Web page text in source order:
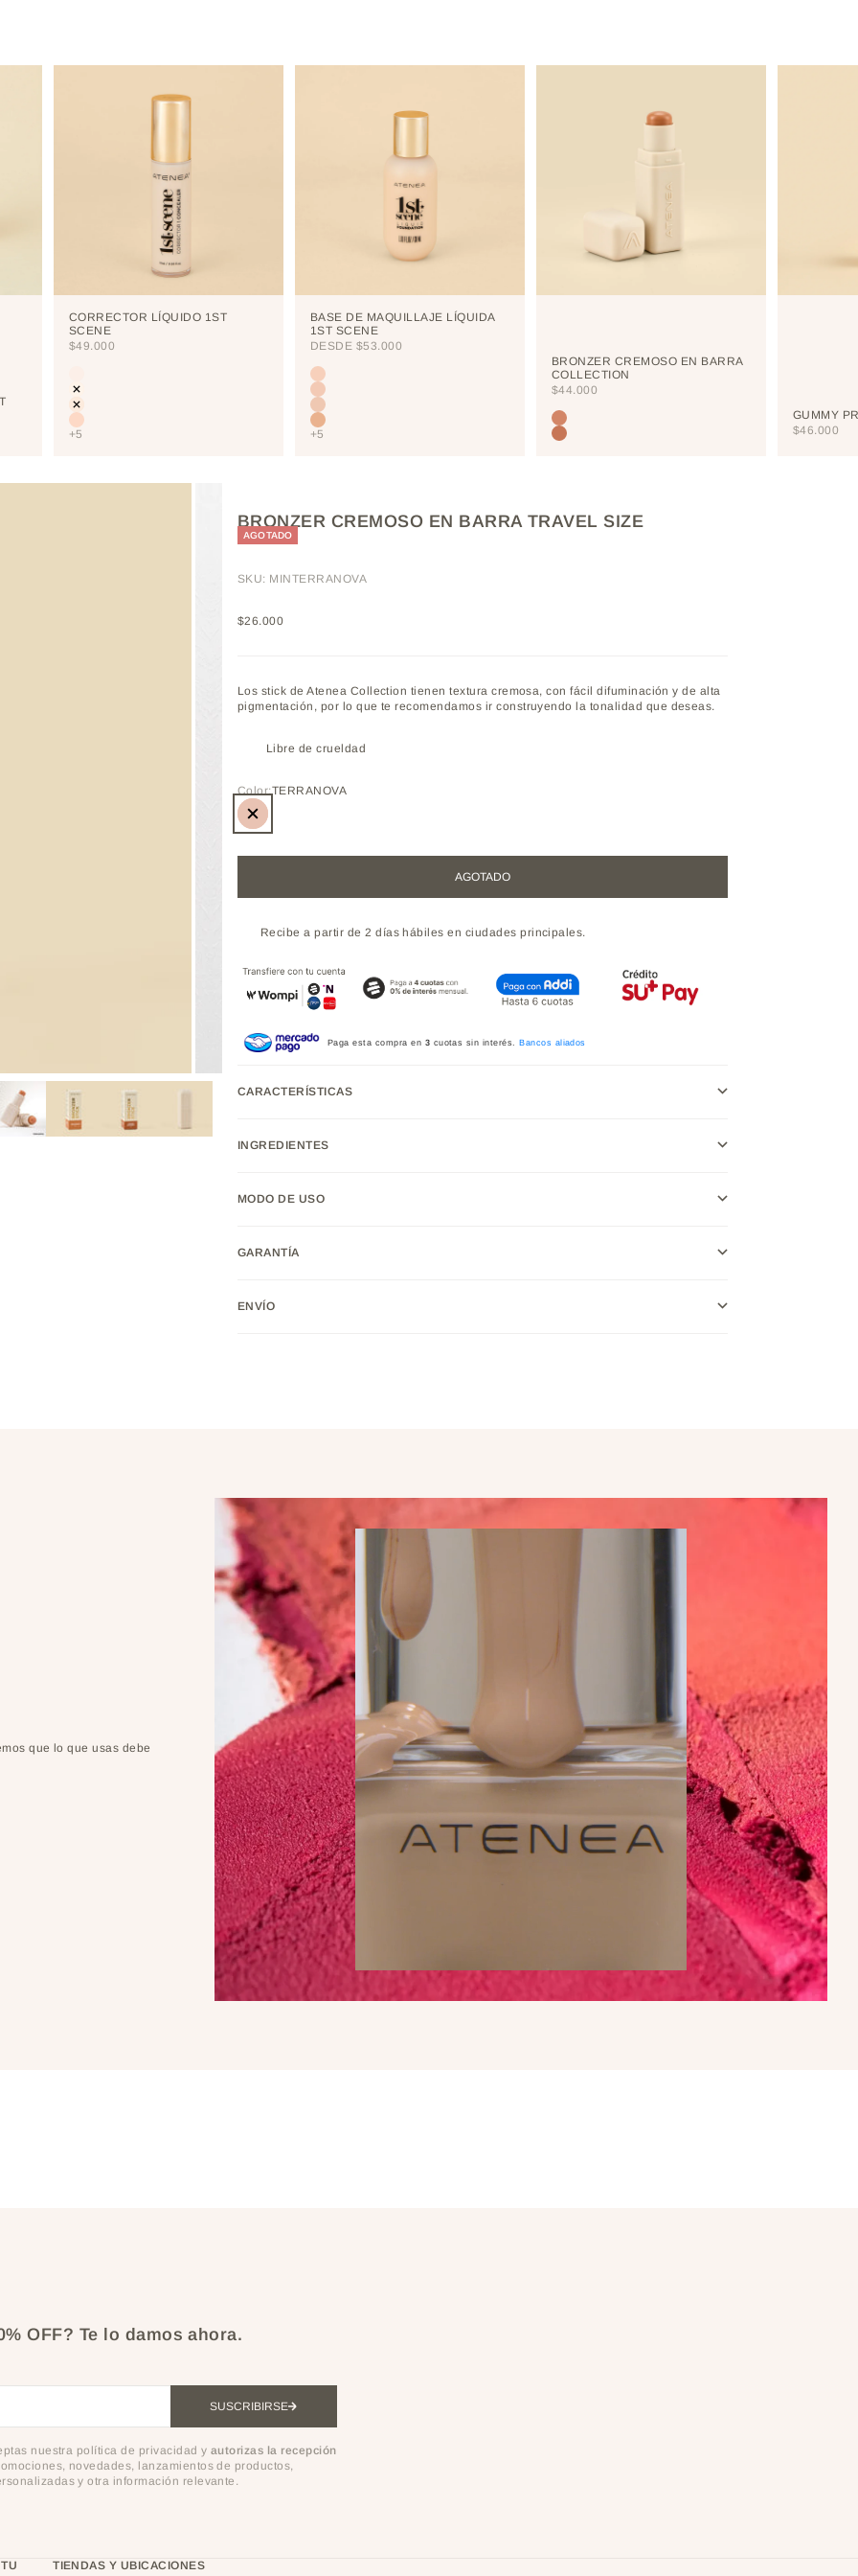
CORRECTOR LÍQUIDO 1ST
SCENE
PRECIO DE OFERTA
$49.000
NEUTRALIZER
VANILLA
NUDE
+5
BASE DE MAQUILLAJE LÍQUIDA
1ST SCENE
PRECIO DE OFERTA
DESDE $53.000
Color
LIGHT
PORCELAIN
CREAM
VAINILLA
+5
BRONZER CREMOSO EN BARRA
COLLECTION
PRECIO DE OFERTA
$44.000
Color
TERRANOVA
TOSTEDCOCONUT
GUMMY
PRECIO
$46.000
BRONZER CREMOSO EN BARRA TRAVEL SIZE
AGOTADO
SKU: MINTERRANOVA
Precio de oferta
$26.000
Los stick de Atenea Collection tienen textura cremosa, con fácil difuminación y de alta
pigmentación, por lo que te recomendamos ir construyendo la tonalidad que deseas.
Libre de crueldad
Color:TERRANOVA
TERRANOVA
AGOTADO
Recibe a partir de 2 días hábiles en ciudades principales.
Paga esta compra en 3 cuotas sin interés.Bancos aliados
CARACTERÍSTICAS
INGREDIENTES
MODO DE USO
GARANTÍA
ENVÍO
que lo que usas debe
OFF? Te lo damos ahora.
SUSCRIBIRSE
nuestra política de privacidad y autorizas la recepción
novedades, lanzamientos de productos,
y otra información relevante.
TIENDAS Y UBICACIONES